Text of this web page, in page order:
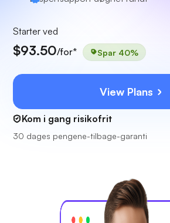
Starter ved
$93.50/for* Spar 40%
View Plans
Kom i gang risikofrit
30 dages pengene-tilbage-garanti